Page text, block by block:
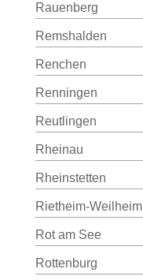
Rauenberg
Remshalden
Renchen
Renningen
Reutlingen
Rheinau
Rheinstetten
Rietheim-Weilheim
Rot am See
Rottenburg